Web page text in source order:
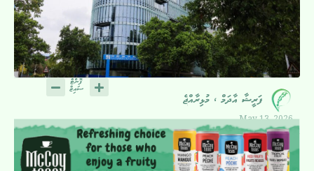
ފަރީޝާ އާދަމް ، މުޅިރާއްޖެ
May 13, 2026